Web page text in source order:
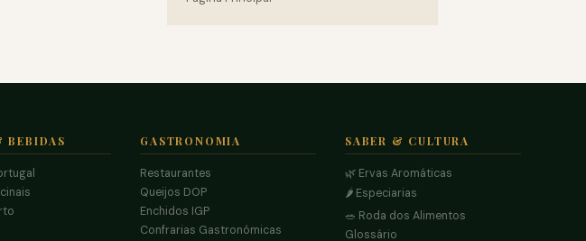
BEBIDAS GASTRONOMIA
Restaurantes
Queijos DOP
Enchidos IGP
Confrarias Gastronómicas
SABER & CULTURA
🌿 Ervas Aromáticas
🌶️ Especiarias
🥗 Roda dos Alimentos
Glossário